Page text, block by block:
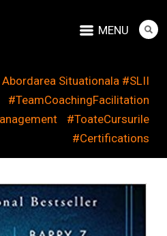
MENU
Abordarea Situationala #SLII
#TeamCoachingFacilitation
#ToateCursurile
#Certifications